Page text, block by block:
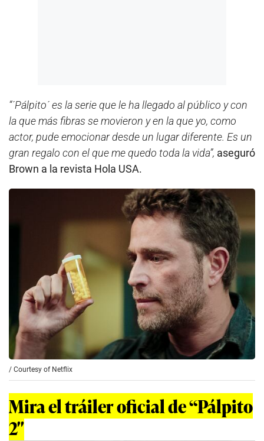
“´Pálpito´ es la serie que le ha llegado al público y con
la que más fibras se movieron y en la que yo, como
actor, pude emocionar desde un lugar diferente. Es un
gran regalo con el que me quedo toda la vida”, aseguró
Brown a la revista Hola USA.
/ Courtesy of Netflix
Mira el tráiler oficial de “Pálpito
2″